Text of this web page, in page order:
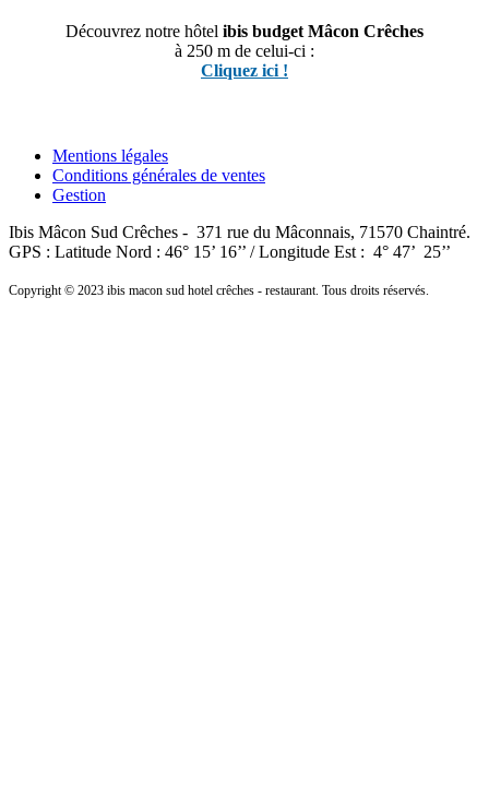
Découvrez notre hôtel ibis budget Mâcon Crêches
à 250 m de celui-ci :
Cliquez ici !
Mentions légales
Conditions générales de ventes
Gestion
Ibis Mâcon Sud Crêches - 371 rue du Mâconnais, 71570 Chaintré.
GPS : Latitude Nord : 46° 15’ 16’’ / Longitude Est : 4° 47’ 25’’
Copyright © 2023 ibis macon sud hotel crêches - restaurant. Tous droits réservés.